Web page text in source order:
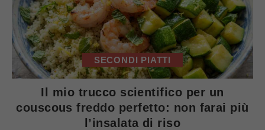
SECONDI PIATTI
Il mio trucco scientifico per un
couscous freddo perfetto: non farai più
l’insalata di riso